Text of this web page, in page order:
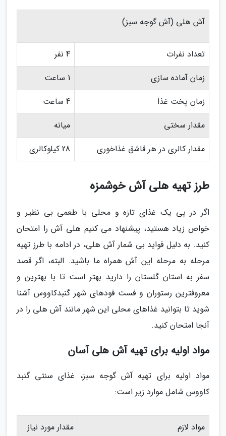
آش هلی (آش گوجه سبز)
تعداد نفرات
4 نفر
زمان آماده سازی
1 ساعت
زمان پخت غذا
4 ساعت
مقدار سختی
میانه
مقدار کالری در هر قاشق غذاخوری
28 کیلوکالری
طرز تهیه هلی آش خوشمزه
اگر در پی یک غذای تازه و محلی با طعمی بی نظیر و
خواص زیاد هستید، پیشنهاد می کنیم هلی آش را امتحان
کنید. به دلیل فواید بی شمار آش هلی، در ادامه با طرز تهیه
مرحله به مرحله این آش همراه ما باشید. البته، اگر قصد
سفر به استان گلستان را دارید بهتر است تا با بهترین و
معروفترین رستوران و فست فودهای شهر گنبدکاووس آشنا
شوید تا بتوانید غذاهای محلی این شهر مانند آش هلی را در
آنجا امتحان کنید.
مواد اولیه برای تهیه آش هلی آسان
مواد اولیه برای تهیه آش گوجه سبز، غذای سنتی گنبد
کاووس شامل موارد زیر است:
مواد لازم
مقدار مورد نیاز